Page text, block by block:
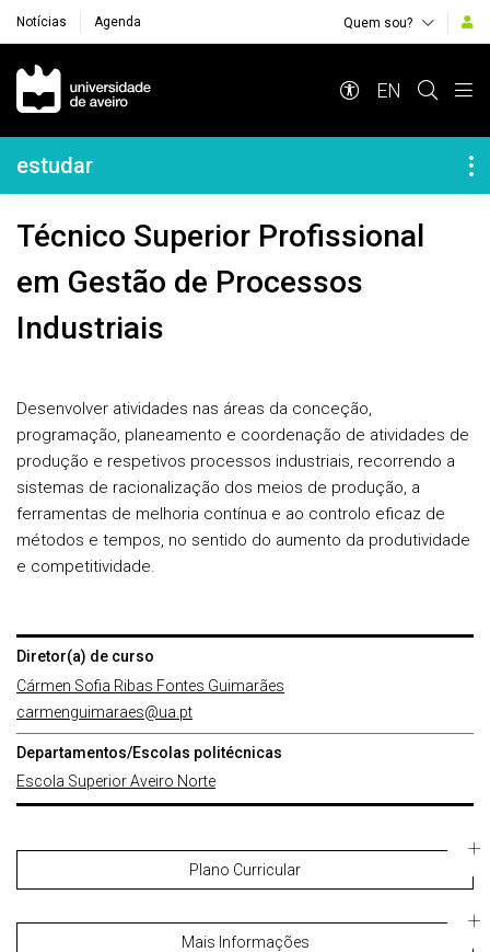
Notícias Agenda Quem sou?
Navegação Principal
EN
Navegação Lateral
estudar
Técnico Superior Profissional
em Gestão de Processos
Industriais
Desenvolver atividades nas áreas da conceção,
programação, planeamento e coordenação de atividades de
produção e respetivos processos industriais, recorrendo a
sistemas de racionalização dos meios de produção, a
ferramentas de melhoria contínua e ao controlo eficaz de
métodos e tempos, no sentido do aumento da produtividade
e competitividade.
Diretor(a) de curso
Cármen Sofia Ribas Fontes Guimarães
carmenguimaraes@ua.pt
Departamentos/Escolas politécnicas
Escola Superior Aveiro Norte
Plano Curricular
Mais Informações